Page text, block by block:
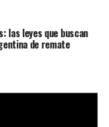
las leyes que buscan
de remate